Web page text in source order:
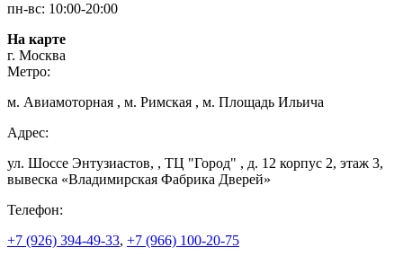
пн-вс: 10:00-20:00
На карте
г. Москва
Метро:
м. Авиамоторная , м. Римская , м. Площадь Ильича
Адрес:
ул. Шоссе Энтузиастов, , ТЦ "Город" , д. 12 корпус 2, этаж 3,
вывеска «Владимирская Фабрика Дверей»
Телефон:
+7 (926) 394-49-33, +7 (966) 100-20-75